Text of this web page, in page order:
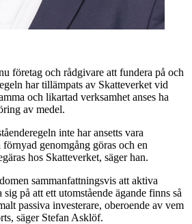
företag och rådgivare att fundera på och
har tillämpats av Skatteverket vid
och likartad verksamhet anses ha
av medel.
inte har ansetts vara
genomgång göras och en
hos Skatteverket, säger han.
sammanfattningsvis att aktiva
på att ett utomstående ägande finns så
passiva investerare, oberoende av vem
säger Stefan Asklöf.